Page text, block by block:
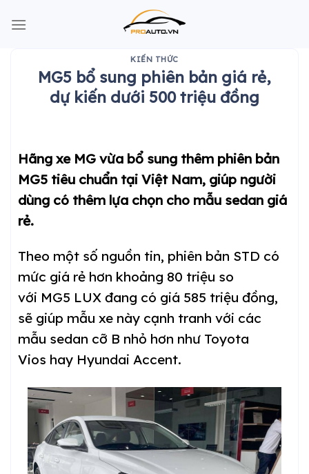
KIẾN THỨC
MG5 bổ sung phiên bản giá rẻ,
dự kiến dưới 500 triệu đồng
Hãng xe MG vừa bổ sung thêm phiên bản
MG5 tiêu chuẩn tại Việt Nam, giúp người
dùng có thêm lựa chọn cho mẫu sedan giá
rẻ.
Theo một số nguồn tin, phiên bản STD có
mức giá rẻ hơn khoảng 80 triệu so
với MG5 LUX đang có giá 585 triệu đồng,
sẽ giúp mẫu xe này cạnh tranh với các
mẫu sedan cỡ B nhỏ hơn như Toyota
Vios hay Hyundai Accent.